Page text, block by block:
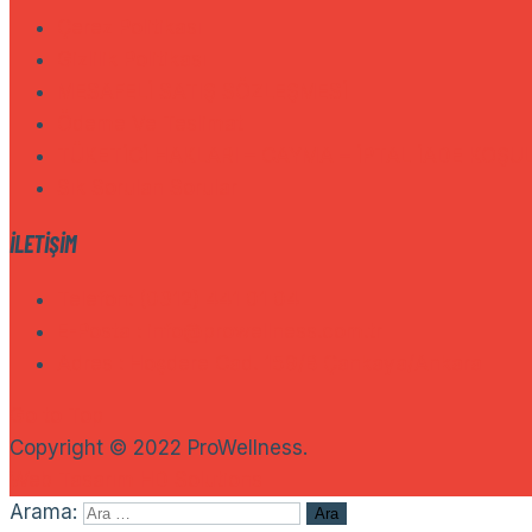
İLETIŞIM
Copyright © 2022 ProWellness.
Arama: